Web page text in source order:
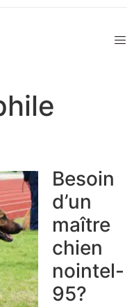
Besoin
d’un
maître
chien
nointel-
95?